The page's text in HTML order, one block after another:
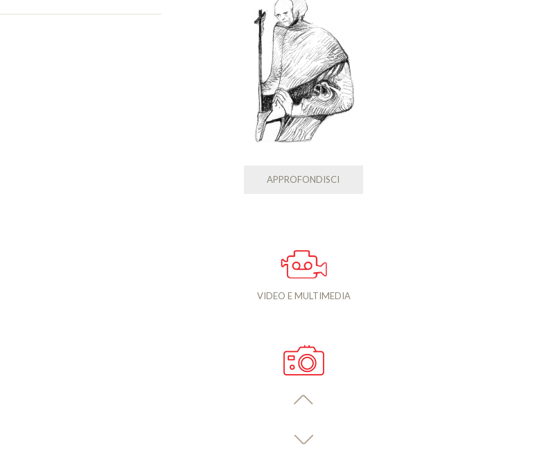
APPROFONDISCI
VIDEO E MULTIMEDIA